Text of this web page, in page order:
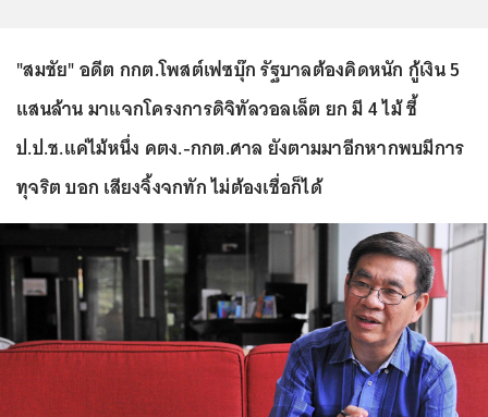
"สมชัย" อดีต กกต.โพสต์เฟซบุ๊ก รัฐบาลต้องคิดหนัก กู้เงิน 5
แสนล้าน มาแจกโครงการดิจิทัลวอลเล็ต ยก มี 4 ไม้ ชี้
ป.ป.ช.แค่ไม้หนึ่ง คตง.-กกต.ศาล ยังตามมาอีกหากพบมีการ
ทุจริต บอก เสียงจิ้งจกทัก ไม่ต้องเชื่อก็ได้